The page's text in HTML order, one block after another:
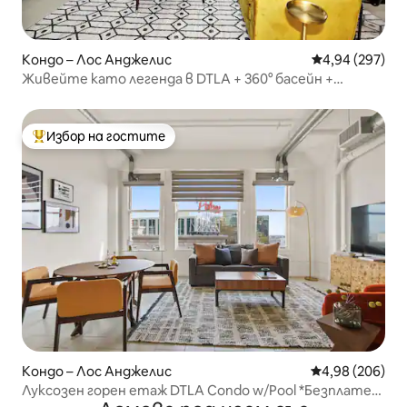
Кондо – Лос Анджелис Средна
4,94 (297)
Живейте като легенда в DTLA + 360° басейн +
Най-популярен избор на гостите
Избор на гостите
Кондо – Лос Анджелис Средна
4,98 (206)
Луксозен горен етаж DTLA Condo w/Pool *Безплатен